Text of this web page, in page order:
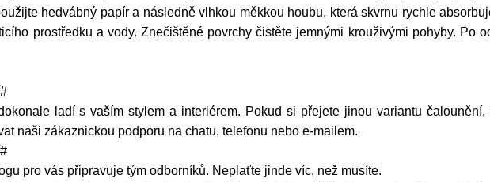
hedvábný papír a následně vlhkou měkkou houbu, která skvrnu rychle
prostředku a vody. Znečištěné povrchy čistěte jemnými krouživými pohyby. Po
ladí s vaším stylem a interiérem. Pokud si přejete jinou variantu
naši zákaznickou podporu na chatu, telefonu nebo e-mailem.
pro vás připravuje tým odborníků. Neplaťte jinde víc, než musíte.